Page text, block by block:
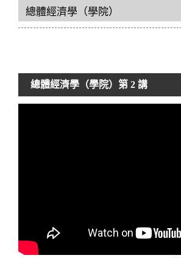
總體經濟學（學院）第 2 講